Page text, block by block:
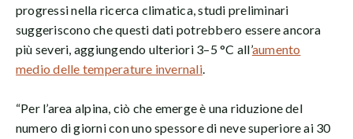
progressi nella ricerca climatica, studi preliminari
suggeriscono che questi dati potrebbero essere ancora
più severi, aggiungendo ulteriori 3–5 °C all’aumento
medio delle temperature invernali.
“Per l’area alpina, ciò che emerge è una riduzione del
numero di giorni con uno spessore di neve superiore ai 30